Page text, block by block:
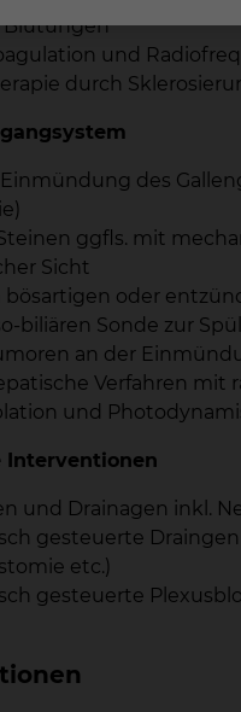
Blutungen
und
durch
des
ggfls. mit
Sicht
oder
biliären Sonde zur
an der
Verfahren mit
und
Interventionen
und Drainagen inkl.
gesteuerte
etc.)
gesteuerte